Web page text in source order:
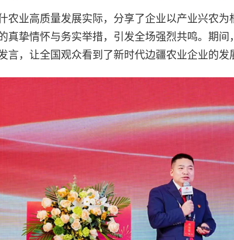
农业高质量发展实际，分享了企业以产业兴农
真挚情怀与务实举措，引发全场强烈共鸣。期间
言，让全国观众看到了新时代边疆农业企业的发